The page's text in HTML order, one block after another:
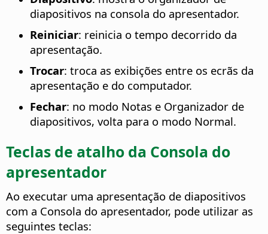
diapositivos na consola do apresentador.
Reiniciar: reinicia o tempo decorrido da
apresentação.
Trocar: troca as exibições entre os ecrãs da
apresentação e do computador.
Fechar: no modo Notas e Organizador de
diapositivos, volta para o modo Normal.
Teclas de atalho da Consola do
apresentador
Ao executar uma apresentação de diapositivos
com a Consola do apresentador, pode utilizar as
seguintes teclas: